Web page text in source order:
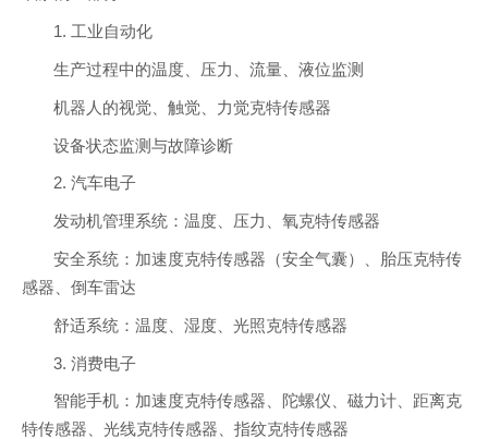
1. 工业自动化
生产过程中的温度、压力、流量、液位监测
机器人的视觉、触觉、力觉克特传感器
设备状态监测与故障诊断
2. 汽车电子
发动机管理系统：温度、压力、氧克特传感器
安全系统：加速度克特传感器（安全气囊）、胎压克特传
感器、倒车雷达
舒适系统：温度、湿度、光照克特传感器
3. 消费电子
智能手机：加速度克特传感器、陀螺仪、磁力计、距离克
特传感器、光线克特传感器、指纹克特传感器